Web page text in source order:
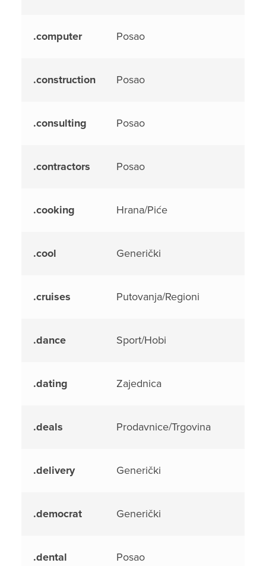
.computer Posao
.construction Posao
.consulting Posao
.contractors Posao
.cooking Hrana/Piće
.cool Generički
.cruises Putovanja/Regioni
.dance Sport/Hobi
.dating Zajednica
.deals Prodavnice/Trgovina
.delivery Generički
.democrat Generički
.dental Posao